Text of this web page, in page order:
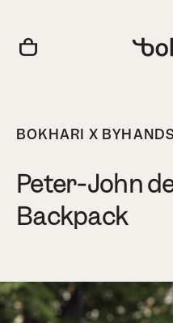
BOKHARI X BYHANDS
Peter-John
Backpack